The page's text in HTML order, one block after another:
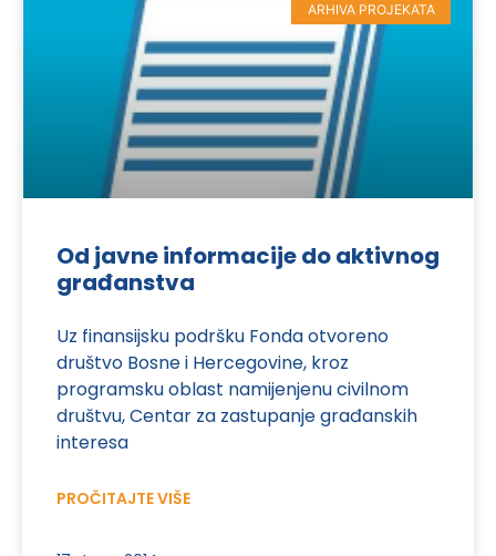
ARHIVA PROJEKATA
Od javne informacije do aktivnog
građanstva
Uz finansijsku podršku Fonda otvoreno
društvo Bosne i Hercegovine, kroz
programsku oblast namijenjenu civilnom
društvu, Centar za zastupanje građanskih
interesa
PROČITAJTE VIŠE